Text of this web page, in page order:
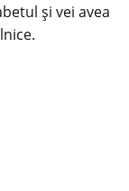
și vei avea